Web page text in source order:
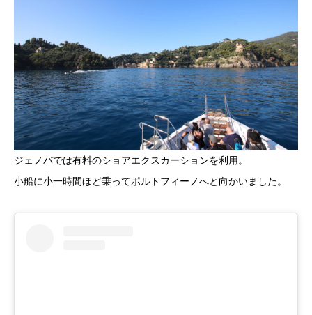
ジェノバでは有料のショアエクスカーションを利用。
小船に小一時間ほど乗ってポルトフィーノへと向かいました。